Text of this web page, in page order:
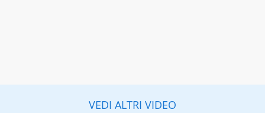
VEDI ALTRI VIDEO